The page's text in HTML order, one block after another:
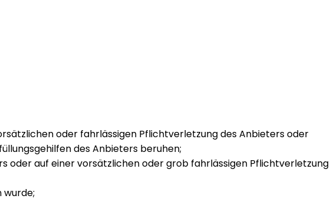
oder fahrlässigen Pflichtverletzung des Anbieters oder
des Anbieters beruhen;
oder auf einer vorsätzlichen oder grob fahrlässigen Pflichtverletzung
wurde;